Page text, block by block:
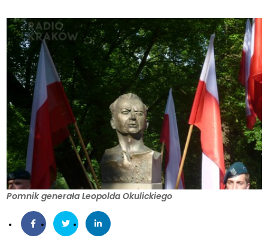
Pomnik generała Leopolda Okulickiego